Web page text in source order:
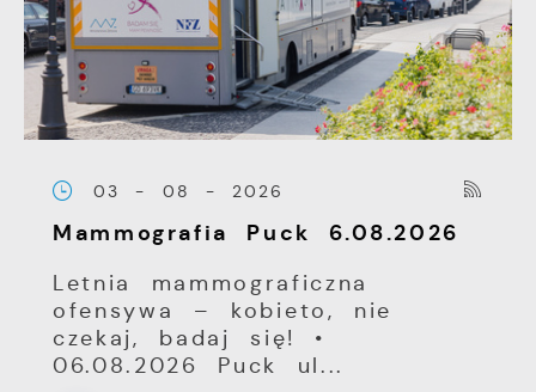
03 - 08 - 2026
Mammografia Puck 6.08.2026
Letnia mammograficzna
ofensywa – kobieto, nie
czekaj, badaj się! •
06.08.2026 Puck ul...